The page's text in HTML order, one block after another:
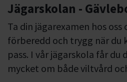
Jägarskolan -
Ta din jägarexamen hos oss
förberedd och trygg när du
pass. I vår jägarskola får du
mycket om både viltvård